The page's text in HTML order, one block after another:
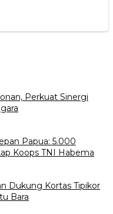
Perkuat Sinergi
Papua: 5.000
Koops TNI Habema
Dukung Kortas Tipikor
Bara